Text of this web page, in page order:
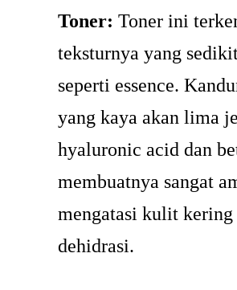
Toner: Toner ini
teksturnya yang
seperti essence.
yang kaya akan lima
hyaluronic acid dan
membuatnya sangat
mengatasi kulit kering
dehidrasi.